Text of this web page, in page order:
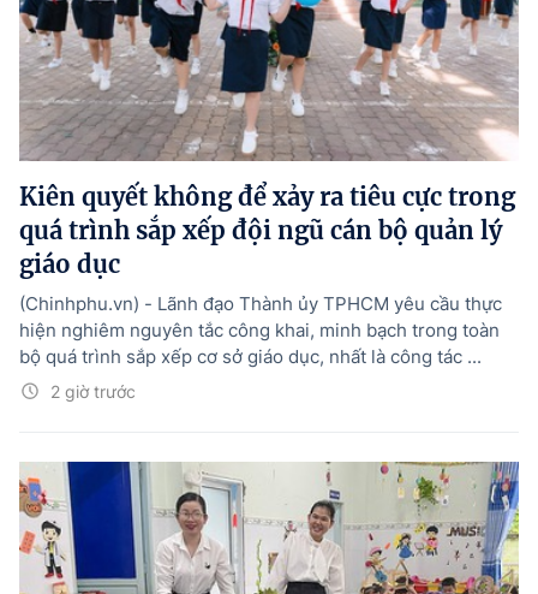
Kiên quyết không để xảy ra tiêu cực trong
quá trình sắp xếp đội ngũ cán bộ quản lý
giáo dục
2 giờ trước
(Chinhphu.vn) - Lãnh đạo Thành ủy TPHCM yêu cầu thực
hiện nghiêm nguyên tắc công khai, minh bạch trong toàn
bộ quá trình sắp xếp cơ sở giáo dục, nhất là công tác ...